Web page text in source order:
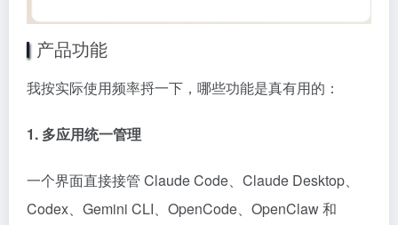
产品功能
我按实际使用频率捋一下，哪些功能是真有用的：
1. 多应用统一管理
一个界面直接接管 Claude Code、Claude Desktop、
Codex、Gemini CLI、OpenCode、OpenClaw 和